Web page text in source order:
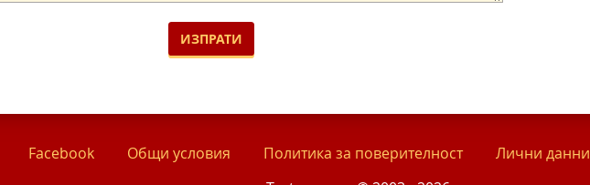
Facebook Общи условия Политика за поверителност Лични данни